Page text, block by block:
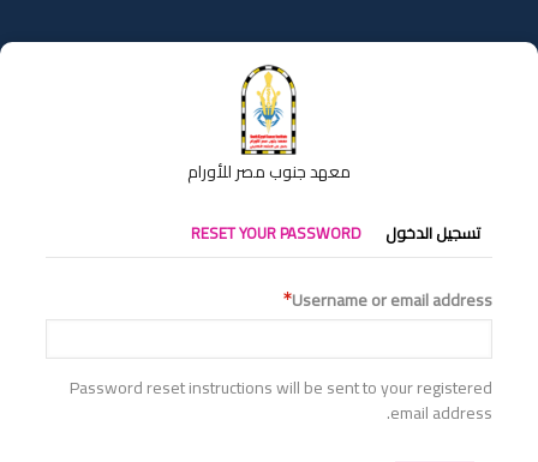
إلى
المحتوى
معهد جنوب مصر للأورام
التبويبات
الأساسية
تسجيل الدخول RESET YOUR PASSWORD
Username or email address
Password reset instructions will be sent to your registered
email address.